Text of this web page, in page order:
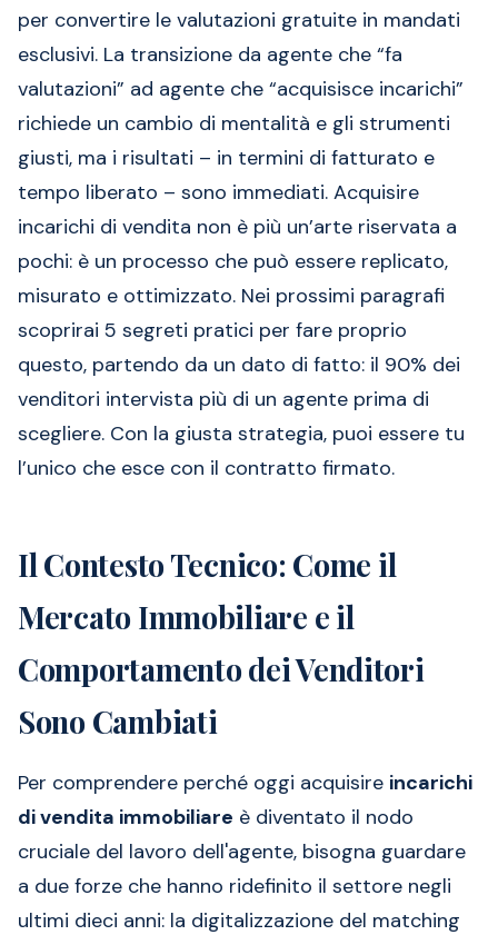
per convertire le valutazioni gratuite in mandati
esclusivi. La transizione da agente che “fa
valutazioni” ad agente che “acquisisce incarichi”
richiede un cambio di mentalità e gli strumenti
giusti, ma i risultati – in termini di fatturato e
tempo liberato – sono immediati. Acquisire
incarichi di vendita non è più un’arte riservata a
pochi: è un processo che può essere replicato,
misurato e ottimizzato. Nei prossimi paragrafi
scoprirai 5 segreti pratici per fare proprio
questo, partendo da un dato di fatto: il 90% dei
venditori intervista più di un agente prima di
scegliere. Con la giusta strategia, puoi essere tu
l’unico che esce con il contratto firmato.
Il Contesto Tecnico: Come il
Mercato Immobiliare e il
Comportamento dei Venditori
Sono Cambiati
Per comprendere perché oggi acquisire incarichi
di vendita immobiliare è diventato il nodo
cruciale del lavoro dell'agente, bisogna guardare
a due forze che hanno ridefinito il settore negli
ultimi dieci anni: la digitalizzazione del matching